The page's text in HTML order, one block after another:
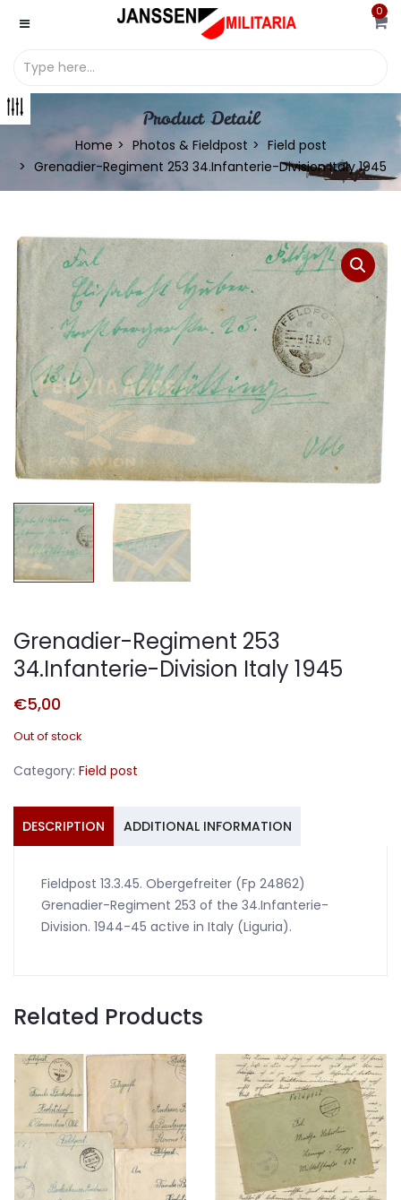
0
Product Detail
Home Photos & Fieldpost
Field post
Grenadier-Regiment 253 34.Infanterie-Division Italy 1945
Grenadier-Regiment 253
34.Infanterie-Division Italy 1945
€5,00
Out of stock
Category: Field post
DESCRIPTION ADDITIONAL INFORMATION
Fieldpost 13.3.45. Obergefreiter (Fp 24862)
Grenadier-Regiment 253 of the 34.Infanterie-
Division. 1944-45 active in Italy (Liguria).
Related Products